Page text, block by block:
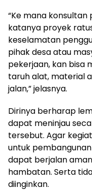
“Ke mana konsultan
katanya proyek
keselamatan
pihak desa atau
pekerjaan, kan bisa
taruh alat, material
jalan,” jelasnya.
Dirinya berharap
dapat meninjau
tersebut. Agar
untuk
dapat berjalan
hambatan. Serta
diinginkan.